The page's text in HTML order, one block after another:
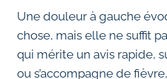
Une douleur à gauche
chose, mais elle ne suffit
qui mérite un avis rapide,
ou s’accompagne de